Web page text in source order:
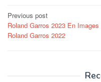
Post
navigation
Previous post
Roland Garros 2023 En Images
Roland Garros 2022